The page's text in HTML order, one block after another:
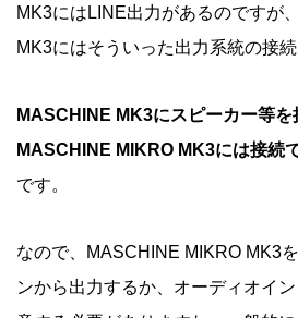
MK3にはLINE出力があるのですが
MK3にはそういった出力系統の接続
MASCHINE MK3にスピーカー等を
MASCHINE MIKRO MK3には接続
です。
なので、MASCHINE MIKRO MK3
ンから出力するか、オーディオイ